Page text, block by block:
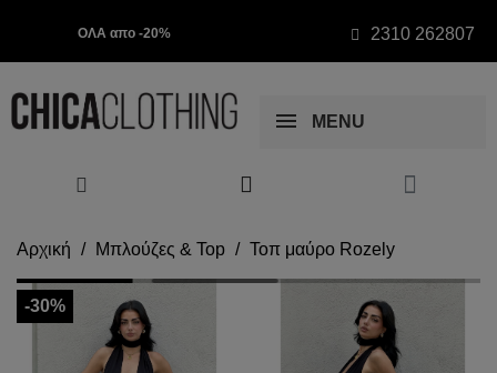
ΟΛΑ απο -20% 2310 262807
MENU
Αρχική Μπλούζες & Top Τοπ μαύρο Rozely
-30%